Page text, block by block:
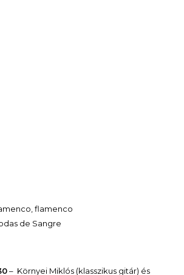
flamenco
de Sangre
– Környei Miklós (klasszikus gitár) és